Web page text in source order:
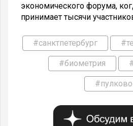
экономического форума,
принимает тысячи
#санктпетербург
#биометрия
#пулково